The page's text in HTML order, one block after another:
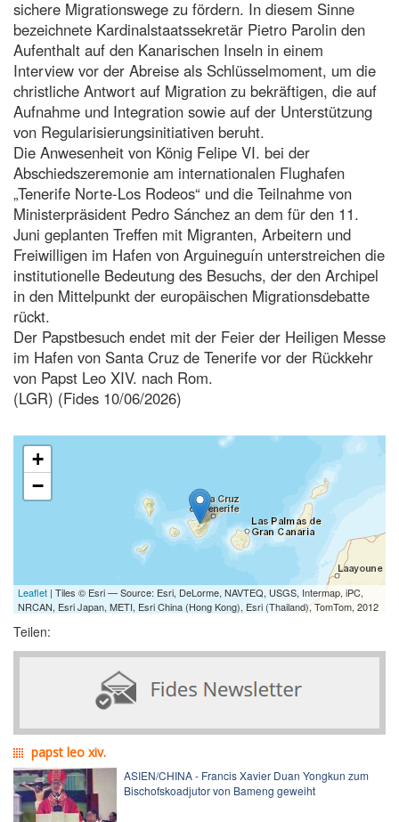
sichere Migrationswege zu fördern. In diesem Sinne
bezeichnete Kardinalstaatssekretär Pietro Parolin den
Aufenthalt auf den Kanarischen Inseln in einem
Interview vor der Abreise als Schlüsselmoment, um die
christliche Antwort auf Migration zu bekräftigen, die auf
Aufnahme und Integration sowie auf der Unterstützung
von Regularisierungsinitiativen beruht.
Die Anwesenheit von König Felipe VI. bei der
Abschiedszeremonie am internationalen Flughafen
„Tenerife Norte-Los Rodeos“ und die Teilnahme von
Ministerpräsident Pedro Sánchez an dem für den 11.
Juni geplanten Treffen mit Migranten, Arbeitern und
Freiwilligen im Hafen von Arguineguín unterstreichen die
institutionelle Bedeutung des Besuchs, der den Archipel
in den Mittelpunkt der europäischen Migrationsdebatte
rückt.
Der Papstbesuch endet mit der Feier der Heiligen Messe
im Hafen von Santa Cruz de Tenerife vor der Rückkehr
von Papst Leo XIV. nach Rom.
(LGR) (Fides 10/06/2026)
+
−
Leaflet | Tiles © Esri — Source: Esri, DeLorme, NAVTEQ, USGS, Intermap, iPC,
NRCAN, Esri Japan, METI, Esri China (Hong Kong), Esri (Thailand), TomTom, 2012
Teilen:
papst leo xiv.
ASIEN/CHINA - Francis Xavier Duan Yongkun zum
Bischofskoadjutor von Bameng geweiht